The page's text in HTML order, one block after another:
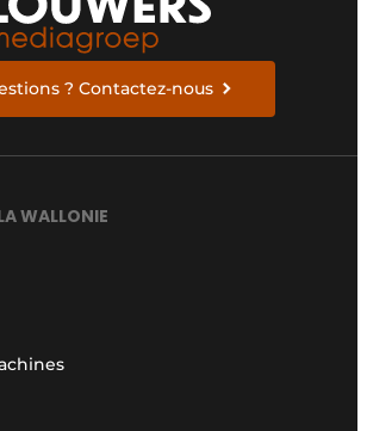
? Contactez-nous
WALLONIE